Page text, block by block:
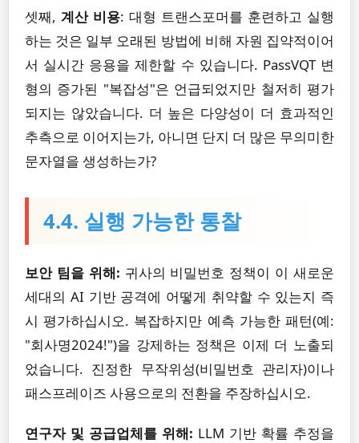
셋째, 계산 비용: 대형 트랜스포머를 훈련하고 실행
하는 것은 일부 오래된 방법에 비해 자원 집약적이어
서 실시간 응용을 제한할 수 있습니다. PassVQT 변
형의 증가된 "복잡성"은 언급되었지만 철저히 평가
되지는 않았습니다. 더 높은 다양성이 더 효과적인
추측으로 이어지는가, 아니면 단지 더 많은 무의미한
문자열을 생성하는가?
4.4. 실행 가능한 통찰
보안 팀을 위해: 귀사의 비밀번호 정책이 이 새로운
세대의 AI 기반 공격에 어떻게 취약할 수 있는지 즉
시 평가하십시오. 복잡하지만 예측 가능한 패턴(예:
"회사명2024!")을 강제하는 정책은 이제 더 노출되
었습니다. 진정한 무작위성(비밀번호 관리자)이나
패스프레이즈 사용으로의 전환을 주장하십시오.
연구자 및 공급업체를 위해: LLM 기반 확률 추정을